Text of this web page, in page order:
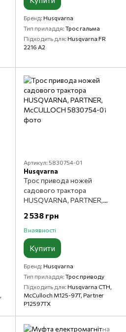
Бренд Husqvarna
Тип приладдя Трос гальма
Підходить для Husqvarna FR
2216 A2
Артикул: 5830754-01
Husqvarna
Трос привода ножей
садового трактора
HUSQVARNA, PARTNER,
2 538 грн
В наявності
Купити
Бренд Husqvarna
Тип приладдя Трос приводу
Підходить для Husqvarna CTH,
McCulloch M125-97T, Partner
P12597TX